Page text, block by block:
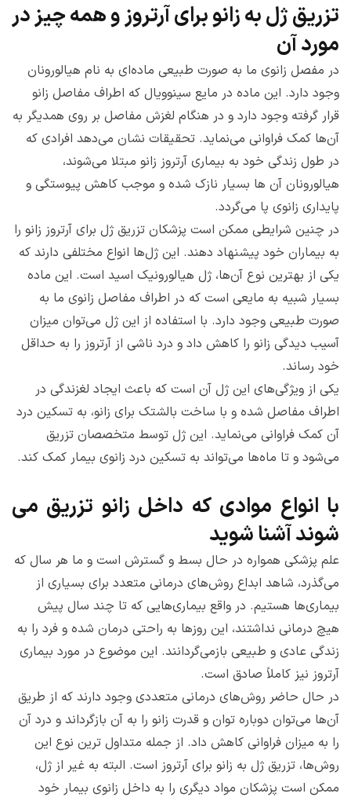
تزریق ژل به زانو برای آرتروز و همه چیز در
مورد آن
در مفصل زانوی ما به صورت طبیعی ماده‌ای به نام هیالورونان
وجود دارد. این ماده در مایع سینوویال که اطراف مفاصل زانو
قرار گرفته وجود دارد و در هنگام لغزش مفاصل بر روی همدیگر به
آن‌ها کمک فراوانی می‌نماید. تحقیقات نشان می‌دهد افرادی که
در طول زندگی خود به بیماری آرتروز زانو مبتلا می‌شوند،
هیالورونان آن ها بسیار نازک شده و موجب کاهش پیوستگی و
پایداری زانوی پا می‌گردد.‌
در چنین شرایطی ممکن است پزشکان تزریق ژل برای آرتروز زانو را
به بیماران خود پیشنهاد دهند. این ژل‌ها انواع مختلفی دارند که
یکی از بهترین نوع آن‌ها، ژل هیالورونیک اسید است. این ماده
بسیار شبیه به مایعی است که در اطراف مفاصل زانوی ما به
صورت طبیعی وجود دارد. با استفاده از این ژل می‌توان میزان
آسیب دیدگی زانو را کاهش داد و درد ناشی از آرتروز را به حداقل
خود رساند.‌
یکی از ویژگی‌های این ژل آن است که باعث ایجاد لغزندگی در
اطراف مفاصل شده و با ساخت بالشتک برای زانو، به تسکین درد
آن کمک فراوانی می‌نماید. این ژل توسط متخصصان تزریق
می‌شود و تا ماه‌ها می‌تواند به تسکین درد زانوی بیمار کمک کند.
با انواع موادی که داخل زانو تزریق می‌
شوند آشنا شوید
علم پزشکی همواره در حال بسط و گسترش است و ما هر سال که
می‌گذرد، شاهد ابداع روش‌های درمانی متعدد برای بسیاری از
بیماری‌ها هستیم. در واقع بیماری‌هایی که تا چند سال پیش
هیچ درمانی نداشتند، این روزها به راحتی درمان شده و فرد را به
زندگی عادی و طبیعی بازمی‌گردانند. این موضوع در مورد بیماری
آرتروز نیز کاملاً صادق است.
در حال حاضر روش‌های درمانی متعددی وجود دارند که از طریق
آن‌ها می‌توان دوباره توان و قدرت زانو را به آن بازگرداند و درد آن
را به میزان فراوانی کاهش داد.‌ از جمله متداول ترین نوع این
روش‌ها، تزریق ژل به زانو برای آرتروز است. البته به غیر از ژل،
ممکن است پزشکان مواد دیگری را به داخل زانوی بیمار خود